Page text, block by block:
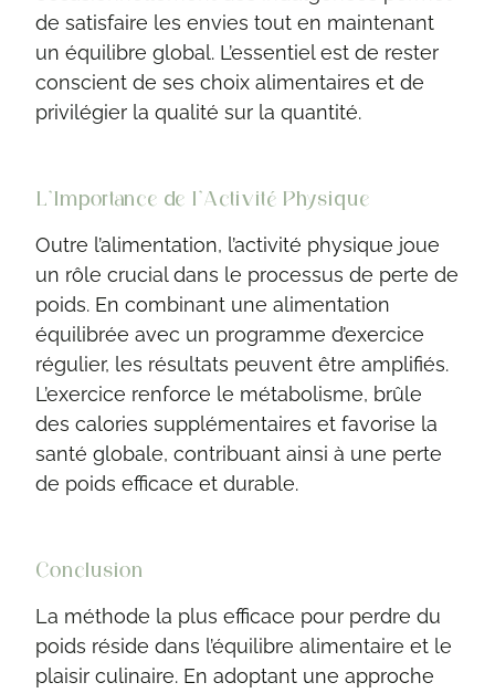
de satisfaire les envies tout en maintenant
un équilibre global. L’essentiel est de rester
conscient de ses choix alimentaires et de
privilégier la qualité sur la quantité.
L’Importance de l’Activité Physique
Outre l’alimentation, l’activité physique joue
un rôle crucial dans le processus de perte de
poids. En combinant une alimentation
équilibrée avec un programme d’exercice
régulier, les résultats peuvent être amplifiés.
L’exercice renforce le métabolisme, brûle
des calories supplémentaires et favorise la
santé globale, contribuant ainsi à une perte
de poids efficace et durable.
Conclusion
La méthode la plus efficace pour perdre du
poids réside dans l’équilibre alimentaire et le
plaisir culinaire. En adoptant une approche